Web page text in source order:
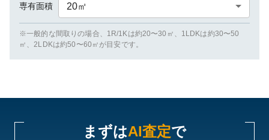
専有面積 20㎡
※一般的な間取りの場合、1R/1Kは約20〜30㎡、1LDKは約30〜50
㎡、2LDKは約50〜60㎡が目安です。
まずはAI査定で